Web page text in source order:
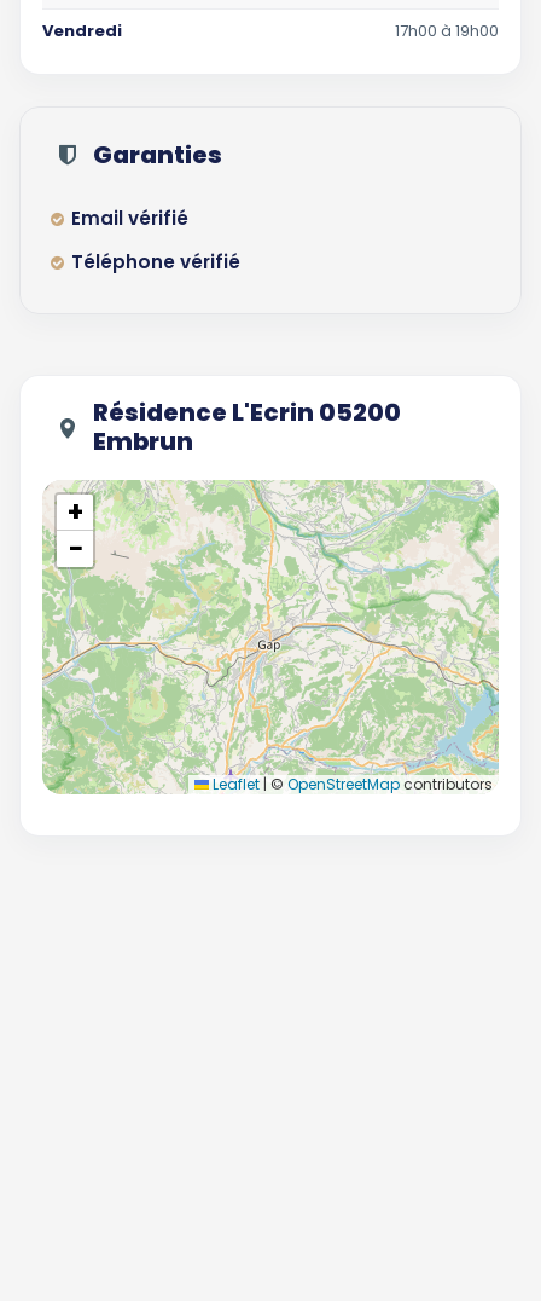
Vendredi
17h00 à 19h00
Garanties
Email vérifié
Téléphone vérifié
Résidence L'Ecrin 05200
Embrun
+
−
Leaflet | © OpenStreetMapcontributors